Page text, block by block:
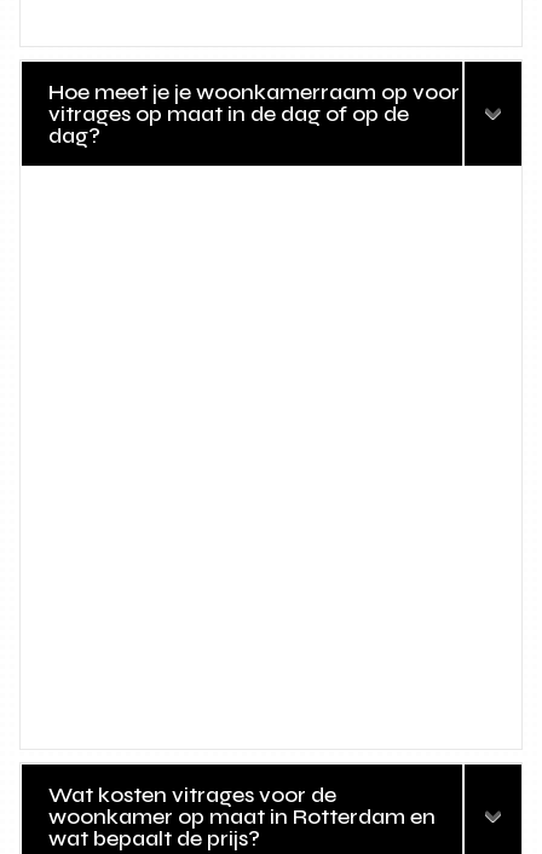
Hoe meet je je woonkamerraam op voor
vitrages op maat in de dag of op de
dag?
Wat kosten vitrages voor de
woonkamer op maat in Rotterdam en
wat bepaalt de prijs?